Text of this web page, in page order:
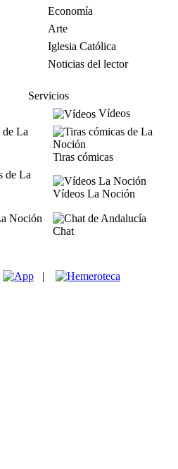
Economía
Arte
Iglesia Católica
Noticias del lector
Servicios
Vídeos
Tiras cómicas
Vídeos La Noción
Chat
|